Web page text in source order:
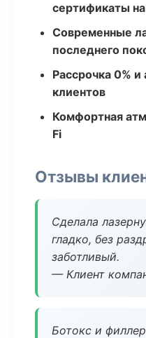
сертификаты
Современные
последнего
Рассрочка 0%
клиентов
Комфортная
Fi
Отзывы
Сделала
гладко, без
заботливый.
— Клиент
Ботокс и